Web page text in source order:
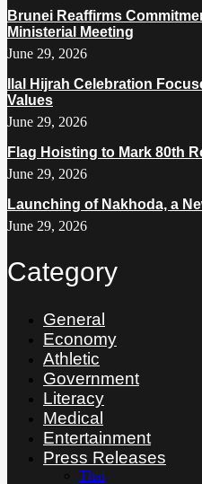
Brunei Reaffirms
Ministerial Meeting
June 29, 2026
Ilal Hijrah Celebration
Values
June 29, 2026
Flag Hoisting to Mark 80th
June 29, 2026
Launching of Nakhoda, a
June 29, 2026
Category
General
Economy
Athletic
Government
Literacy
Medical
Entertainment
Press Releases
Thai